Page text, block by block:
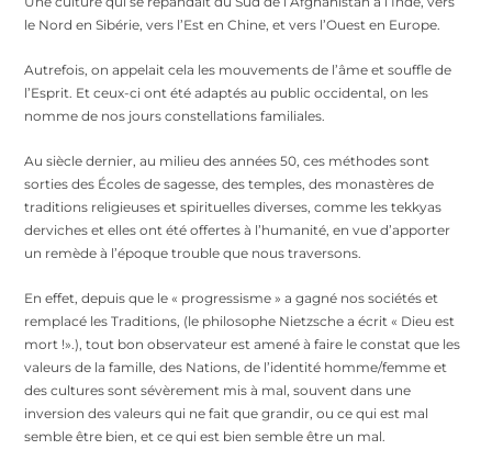
le Nord en Sibérie, vers l’Est en Chine, et vers l’Ouest en Europe.
Autrefois, on appelait cela les mouvements de l’âme et souffle de
l’Esprit. Et ceux-ci ont été adaptés au public occidental, on les
nomme de nos jours constellations familiales.
Au siècle dernier, au milieu des années 50, ces méthodes sont
sorties des Écoles de sagesse, des temples, des monastères de
traditions religieuses et spirituelles diverses, comme les tekkyas
derviches et elles ont été offertes à l’humanité, en vue d’apporter
un remède à l’époque trouble que nous traversons.
En effet, depuis que le « progressisme » a gagné nos sociétés et
remplacé les Traditions, (le philosophe Nietzsche a écrit « Dieu est
mort !».), tout bon observateur est amené à faire le constat que les
valeurs de la famille, des Nations, de l’identité homme/femme et
des cultures sont sévèrement mis à mal, souvent dans une
inversion des valeurs qui ne fait que grandir, ou ce qui est mal
semble être bien, et ce qui est bien semble être un mal.